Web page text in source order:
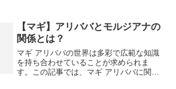
ットの基本情報モガメットの外見や性
格、役割などの基本的な情報を...
【マギ】アリババとモルジアナの
関係とは？
マギ アリババの世界は多彩で広範な知識
を持ち合わせていることが求められま
す。この記事では、マギ アリババに関連